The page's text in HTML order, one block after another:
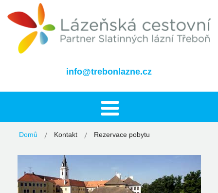
info@trebonlazne.cz
Domů Kontakt Rezervace pobytu